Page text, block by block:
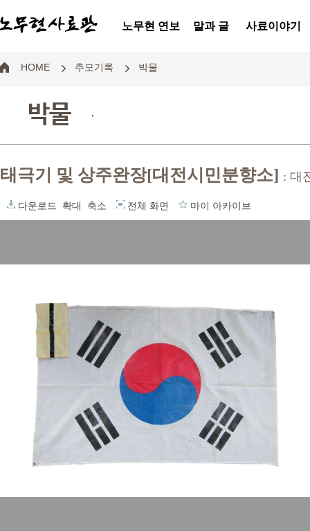
노무현 연보 말과 글 사료이야기
HOME 추모기록 박물
박물 .
태극기 및 상주완장[대전시민분향소] : 대
다운로드 확대 축소 전체 화면 마이 아카이브